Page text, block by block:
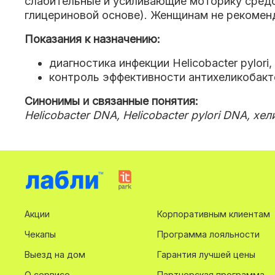
глицериновой основе). Женщинам не
Показания к назначению:
диагностика инфекции Helicobacter pylori,
контроль эффективности
Синонимы и связанные понятия:
Helicobacter DNA, Helicobacter pylori DNA,
Акции
Чекапы
Выезд на дом
Корпоративным клиентам
Программа лояльности
Гарантия лучшей цены